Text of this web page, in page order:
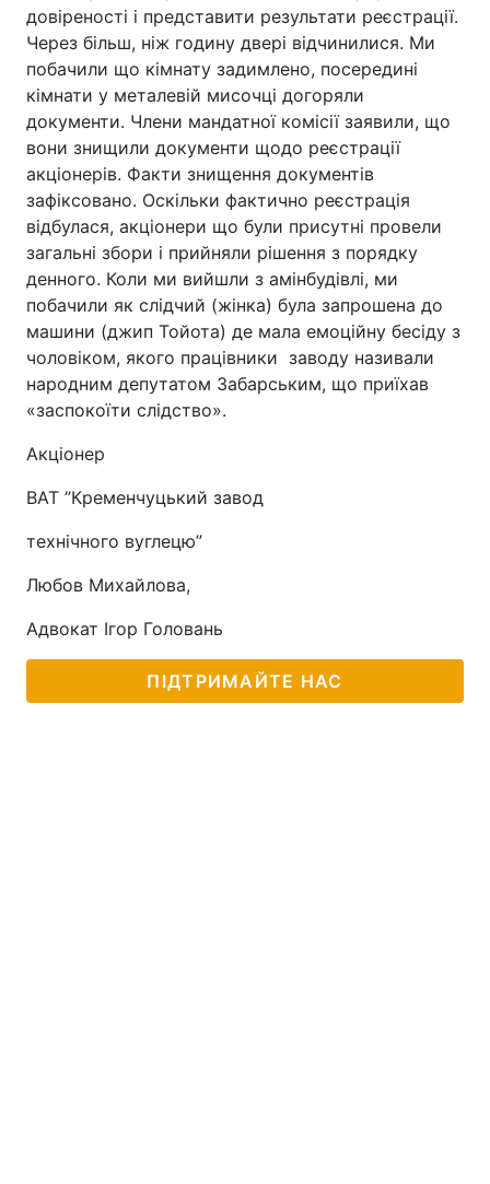
довіреності і представити результати реєстрації.
Через більш, ніж годину двері відчинилися. Ми
побачили що кімнату задимлено, посередині
кімнати у металевій мисочці догоряли
документи. Члени мандатної комісії заявили, що
вони знищили документи щодо реєстрації
акціонерів. Факти знищення документів
зафіксовано. Оскільки фактично реєстрація
відбулася, акціонери що були присутні провели
загальні збори і прийняли рішення з порядку
денного. Коли ми вийшли з амінбудівлі, ми
побачили як слідчий (жінка) була запрошена до
машини (джип Тойота) де мала емоційну бесіду з
чоловіком, якого працівники заводу називали
народним депутатом Забарським, що приїхав
«заспокоїти слідство».
Акціонер
ВАТ ”Кременчуцький завод
технічного вуглецю”
Любов Михайлова,
Адвокат Ігор Головань
ПІДТРИМАЙТЕ НАС